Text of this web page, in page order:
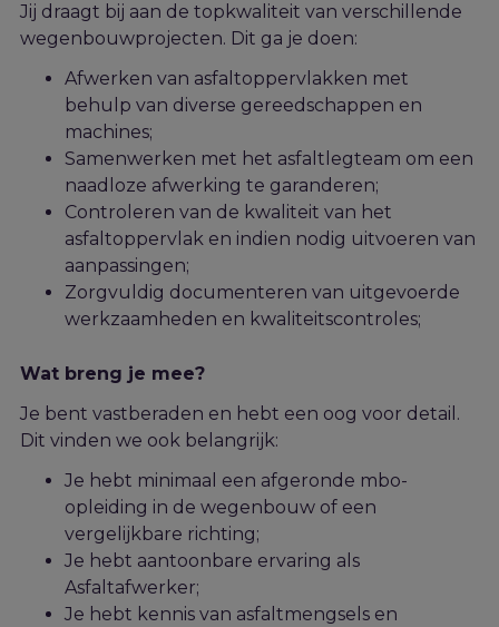
Jij draagt bij aan de topkwaliteit van verschillende
wegenbouwprojecten. Dit ga je doen:
Afwerken van asfaltoppervlakken met
behulp van diverse gereedschappen en
machines;
Samenwerken met het asfaltlegteam om een
naadloze afwerking te garanderen;
Controleren van de kwaliteit van het
asfaltoppervlak en indien nodig uitvoeren van
aanpassingen;
Zorgvuldig documenteren van uitgevoerde
werkzaamheden en kwaliteitscontroles;
Wat breng je mee?
Je bent vastberaden en hebt een oog voor detail.
Dit vinden we ook belangrijk:
Je hebt minimaal een afgeronde mbo-
opleiding in de wegenbouw of een
vergelijkbare richting;
Je hebt aantoonbare ervaring als
Asfaltafwerker;
Je hebt kennis van asfaltmengsels en